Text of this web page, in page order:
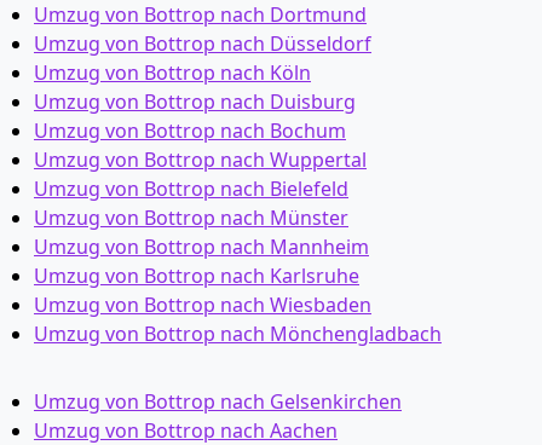
Umzug von Bottrop nach Dortmund
Umzug von Bottrop nach Düsseldorf
Umzug von Bottrop nach Köln
Umzug von Bottrop nach Duisburg
Umzug von Bottrop nach Bochum
Umzug von Bottrop nach Wuppertal
Umzug von Bottrop nach Bielefeld
Umzug von Bottrop nach Münster
Umzug von Bottrop nach Mannheim
Umzug von Bottrop nach Karlsruhe
Umzug von Bottrop nach Wiesbaden
Umzug von Bottrop nach Mönchen­gladbach
Umzug von Bottrop nach Gelsenkirchen
Umzug von Bottrop nach Aachen